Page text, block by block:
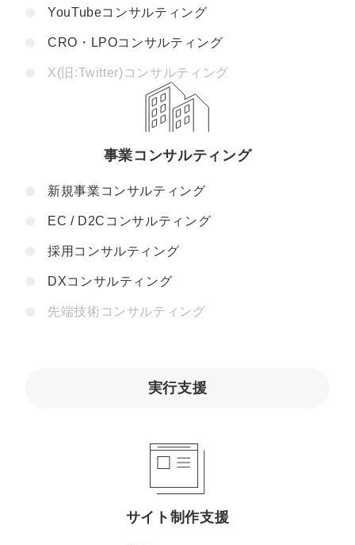
YouTubeコンサルティング
CRO・LPOコンサルティング
X(旧:Twitter)コンサルティング
事業コンサルティング
新規事業コンサルティング
EC / D2Cコンサルティング
採用コンサルティング
DXコンサルティング
先端技術コンサルティング
実行支援
サイト制作支援